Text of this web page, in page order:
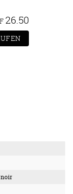
26.50